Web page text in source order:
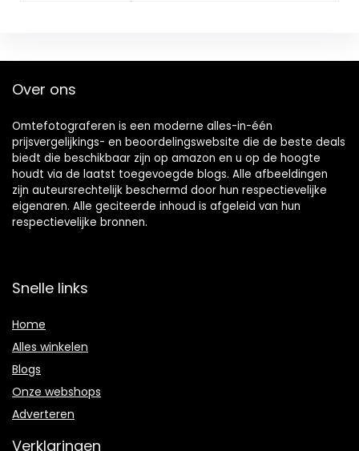
Over ons
Omtefotograferen is een moderne alles-in-één
prijsvergelijkings- en beoordelingswebsite die de beste deals
biedt die beschikbaar zijn op amazon en u op de hoogte
houdt via de laatst toegevoegde blogs. Alle afbeeldingen
zijn auteursrechtelijk beschermd door hun respectievelijke
eigenaren. Alle geciteerde inhoud is afgeleid van hun
respectievelijke bronnen.
Snelle links
Home
Alles winkelen
Blogs
Onze webshops
Adverteren
Verklaringen